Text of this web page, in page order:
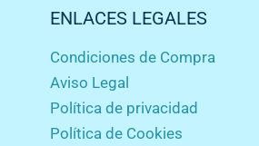
ENLACES LEGALES
Condiciones de Compra
Aviso Legal
Política de privacidad
Política de Cookies